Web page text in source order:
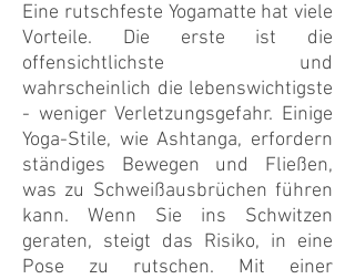
Eine rutschfeste Yogamatte hat viele
Vorteile. Die erste ist die
offensichtlichste und
wahrscheinlich die lebenswichtigste
- weniger Verletzungsgefahr. Einige
Yoga-Stile, wie Ashtanga, erfordern
ständiges Bewegen und Fließen,
was zu Schweißausbrüchen führen
kann. Wenn Sie ins Schwitzen
geraten, steigt das Risiko, in eine
Pose zu rutschen. Mit einer